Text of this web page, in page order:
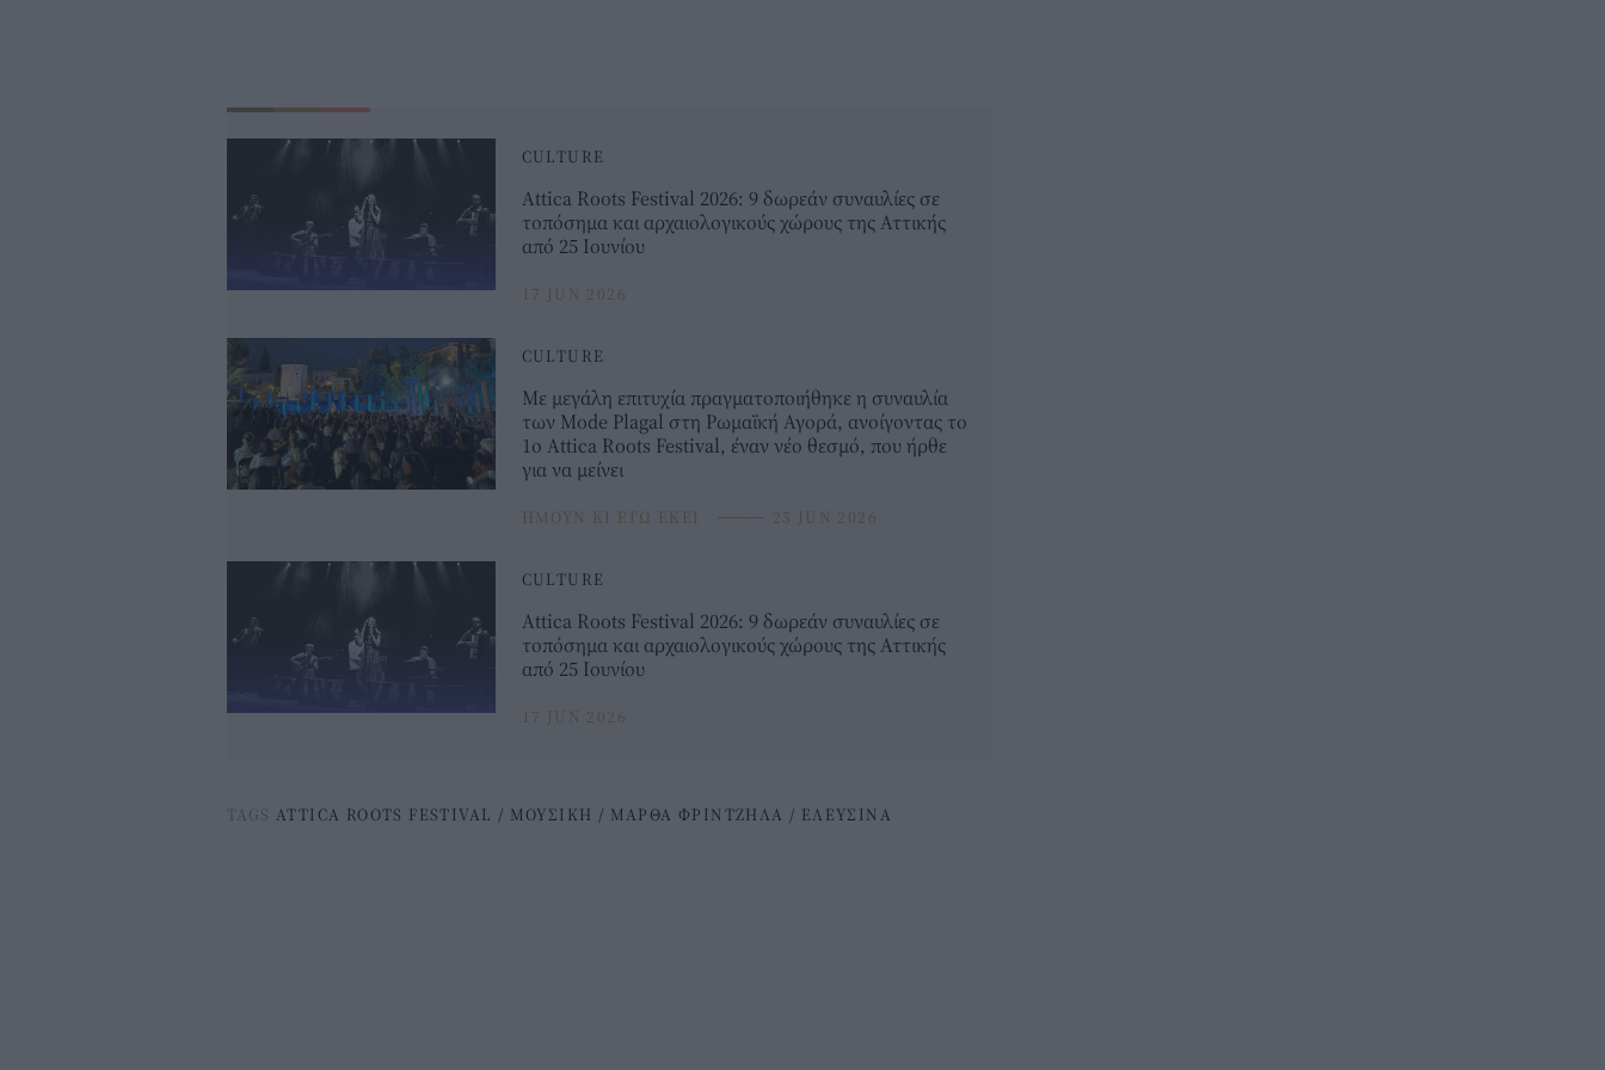
CULTURE
Attica Roots Festival 2026: 9 δωρεάν συναυλίες σε
τοπόσημα και αρχαιολογικούς χώρους της Αττικής
από 25 Ιουνίου
17 JUN 2026
CULTURE
Με μεγάλη επιτυχία πραγματοποιήθηκε η συναυλία
των Mode Plagal στη Ρωμαϊκή Αγορά, ανοίγοντας το
1ο Attica Roots Festival, έναν νέο θεσμό, που ήρθε
για να μείνει
ΗΜΟΥΝ ΚΙ ΕΓΩ ΕΚΕΙ ⸻ 25 JUN 2026
CULTURE
Attica Roots Festival 2026: 9 δωρεάν συναυλίες σε
τοπόσημα και αρχαιολογικούς χώρους της Αττικής
από 25 Ιουνίου
17 JUN 2026
TAGS ATTICA ROOTS FESTIVAL / ΜΟΥΣΙΚΗ / ΜΑΡΘΑ ΦΡΙΝΤΖΗΛΑ / ΕΛΕΥΣΙΝΑ